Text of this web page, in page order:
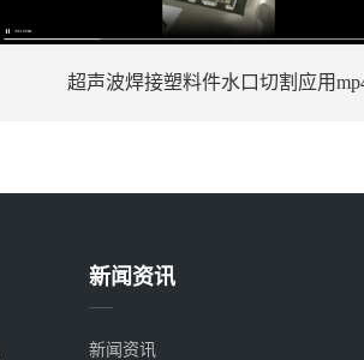
新能源备用电源电池盒超声波焊接
新闻资讯
新闻资讯